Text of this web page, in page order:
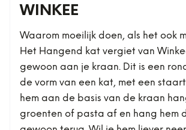
WINKEE
Waarom moeilijk doen, als het ook
Het Hangend kat vergiet van
gewoon aan je kraan. Dit is een
de vorm van een kat, met een
hem aan de basis van de kraan
groenten of pasta af en hang hem